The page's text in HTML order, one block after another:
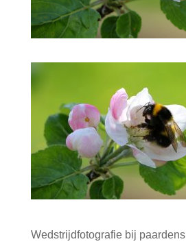
Wedstrijdfotografie bij